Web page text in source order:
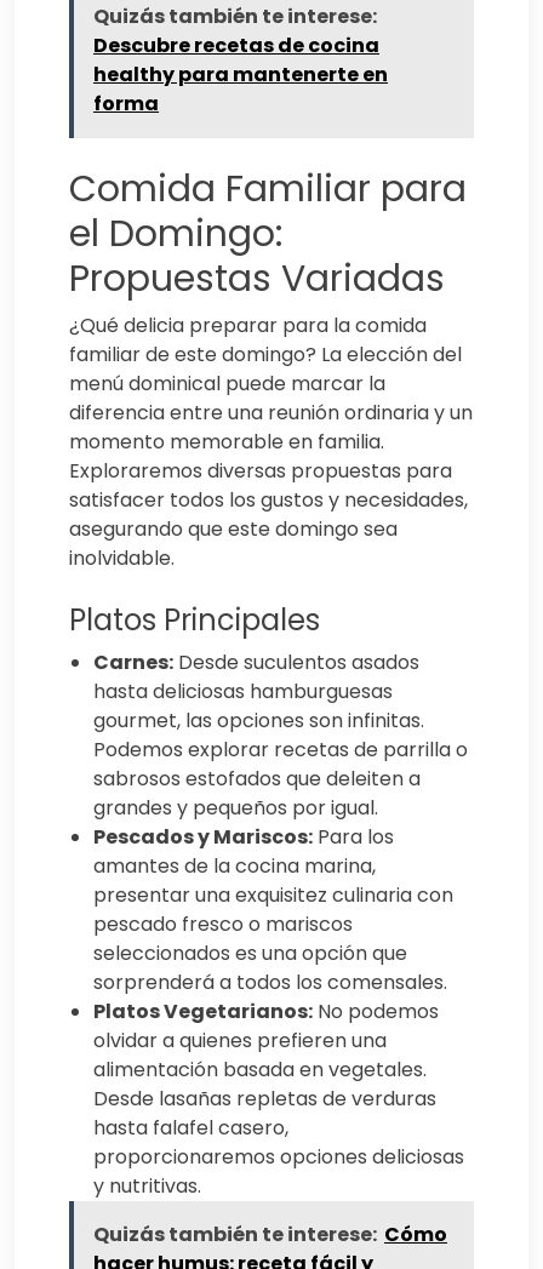
Quizás también te interese:
Descubre recetas de cocina
healthy para mantenerte en
forma
Comida Familiar para
el Domingo:
Propuestas Variadas
¿Qué delicia preparar para la comida
familiar de este domingo? La elección del
menú dominical puede marcar la
diferencia entre una reunión ordinaria y un
momento memorable en familia.
Exploraremos diversas propuestas para
satisfacer todos los gustos y necesidades,
asegurando que este domingo sea
inolvidable.
Platos Principales
Carnes: Desde suculentos asados
hasta deliciosas hamburguesas
gourmet, las opciones son infinitas.
Podemos explorar recetas de parrilla o
sabrosos estofados que deleiten a
grandes y pequeños por igual.
Pescados y Mariscos: Para los
amantes de la cocina marina,
presentar una exquisitez culinaria con
pescado fresco o mariscos
seleccionados es una opción que
sorprenderá a todos los comensales.
Platos Vegetarianos: No podemos
olvidar a quienes prefieren una
alimentación basada en vegetales.
Desde lasañas repletas de verduras
hasta falafel casero,
proporcionaremos opciones deliciosas
y nutritivas.
Quizás también te interese: Cómo
hacer humus: receta fácil y